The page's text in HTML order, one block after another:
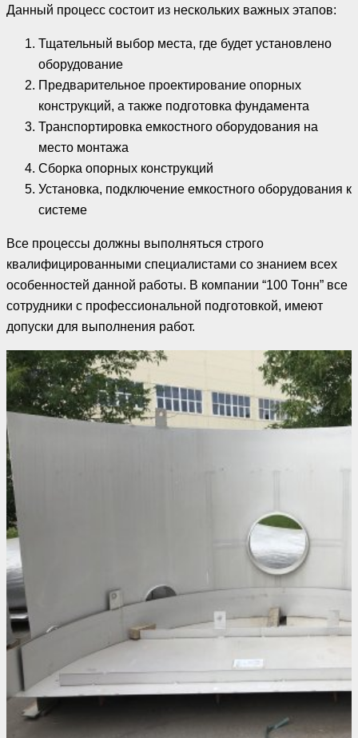
Данный процесс состоит из нескольких важных этапов:
Тщательный выбор места, где будет установлено
оборудование
Предварительное проектирование опорных
конструкций, а также подготовка фундамента
Транспортировка емкостного оборудования на
место монтажа
Сборка опорных конструкций
Установка, подключение емкостного оборудования к
системе
Все процессы должны выполняться строго
квалифицированными специалистами со знанием всех
особенностей данной работы. В компании “100 Тонн” все
сотрудники с профессиональной подготовкой, имеют
допуски для выполнения работ.